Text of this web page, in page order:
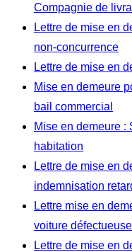
Compagnie de
Lettre de mise en
non-concurrence
Lettre de mise en
Mise en demeure
bail commercial
Mise en demeure :
habitation
Lettre de mise en
indemnisation
Lettre mise en
voiture défectueuse
Lettre de mise en